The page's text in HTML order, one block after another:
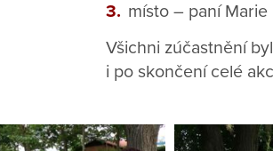
místo – paní
Všichni zúčastnění
i po skončení celé